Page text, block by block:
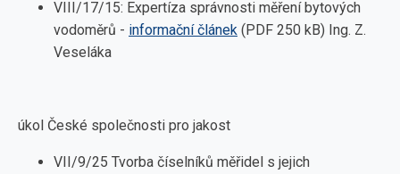
VIII/17/15: Expertíza správnosti měření bytových
vodoměrů - informační článek (PDF 250 kB) Ing. Z.
Veseláka
úkol České společnosti pro jakost
VII/9/25 Tvorba číselníků měřidel s jejich